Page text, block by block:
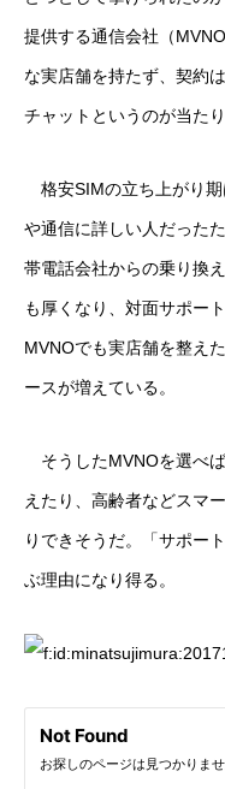
提供する通信会社（
な実店舗を持たず、契約
チャットというのが当たり
格安SIMの立ち上がり期
や通信に詳しい人だった
帯電話会社からの乗り換
も厚くなり、対面サポー
MVNOでも実店舗を整え
ースが増えている。
そうしたMVNOを選べ
えたり、高齢者などスマ
りできそうだ。「サポー
ぶ理由になり得る。